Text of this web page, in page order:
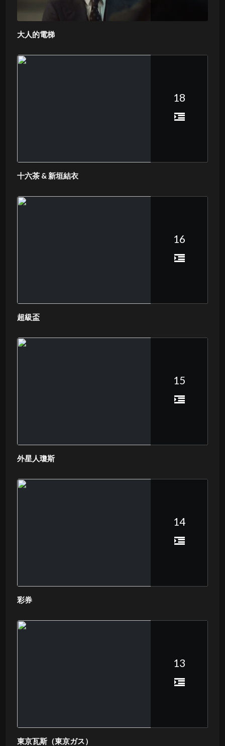
大人的電梯
18
十六茶 & 新垣結衣
16
超級盃
15
外星人瓊斯
14
彩券
13
東京瓦斯（東京ガス）